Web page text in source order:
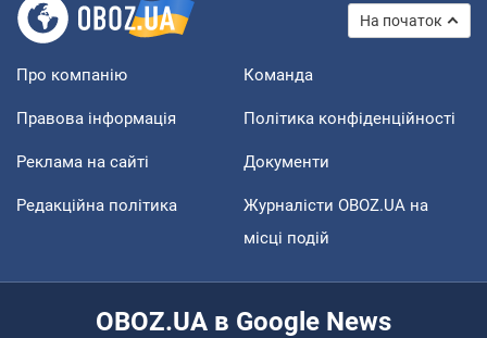
На початок
Про компанію Команда
Правова інформація Політика конфіденційності
Реклама на сайті Документи
Редакційна політика
Журналісти OBOZ.UA на
місці подій
OBOZ.UA в Google News